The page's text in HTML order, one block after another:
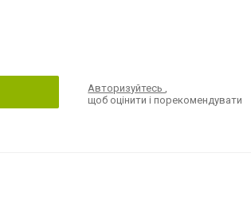
Авторизуйтесь,
щоб оцінити і порекомендувати